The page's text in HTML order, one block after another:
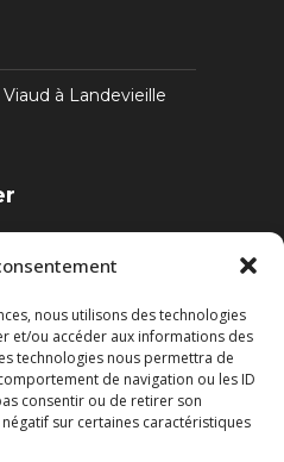
nous utilisons des technologies
et/ou accéder aux informations des
technologies nous permettra de
de navigation ou les ID
consentir ou de retirer son
sur certaines caractéristiques
à Landevieille
Landevieille
viaud.fr